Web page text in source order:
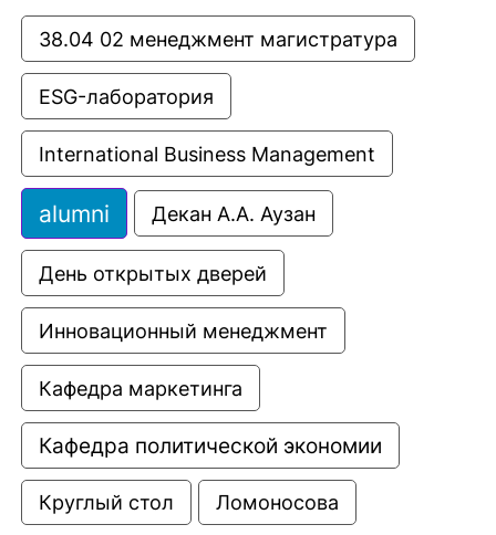
38.04 02 менеджмент магистратура
ESG-лаборатория
International Business Management
alumni Декан А.А. Аузан
День открытых дверей
Инновационный менеджмент
Кафедра маркетинга
Кафедра политической экономии
Круглый стол Ломоносова